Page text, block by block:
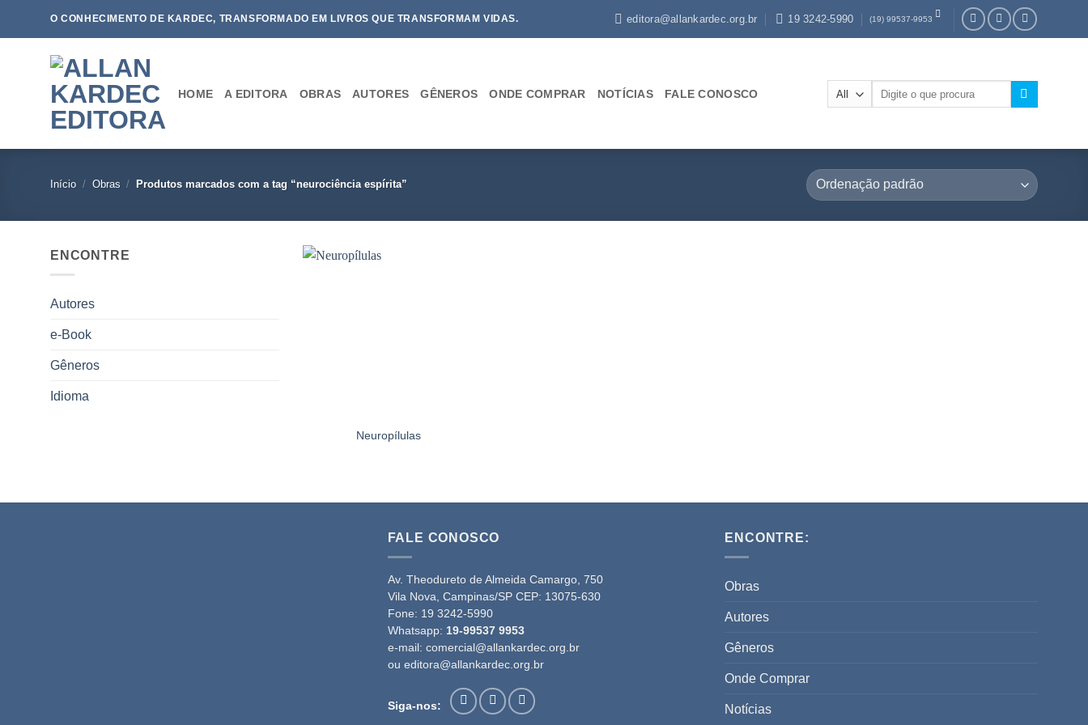
O CONHECIMENTO DE KARDEC, TRANSFORMADO EM LIVROS QUE TRANSFORMAM VIDAS. editora@allankardec.org.br 19 3242-5990 (19) 99537-9953
HOME A EDITORA OBRAS AUTORES GÊNEROS ONDE COMPRAR NOTÍCIAS FALE CONOSCO
Início / Obras / Produtos marcados com a tag “neurociência espírita”
ENCONTRE
Autores
e-Book
Gêneros
Idioma
Neuropílulas
FALE CONOSCO
Av. Theodureto de Almeida Camargo, 750
Vila Nova, Campinas/SP CEP: 13075-630
Fone: 19 3242-5990
Whatsapp: 19-99537 9953
e-mail: comercial@allankardec.org.br
ou editora@allankardec.org.br
Siga-nos:
ENCONTRE:
Obras
Autores
Gêneros
Onde Comprar
Notícias